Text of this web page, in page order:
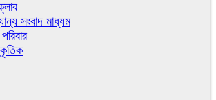
সংবাদ মাধ্যম